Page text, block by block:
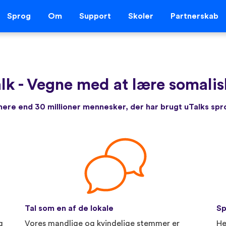
Sprog Om Support Skoler Partnerskab
- Vegne med at lære
end 30 millioner mennesker, der har brugt uTalks
Tal som en af de lokale
Vores mandlige og kvindelige stemmer er